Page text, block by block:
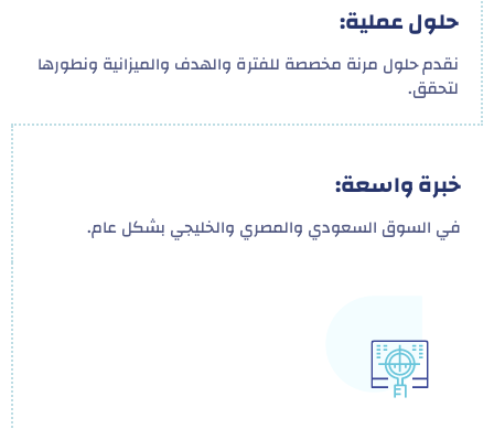
حلول عملية:
نقدم حلول مرنة مخصصة للفترة والهدف والميزانية ونطورها
لتحقق.
خبرة واسعة:
في السوق السعودي والمصري والخليجي بشكل عام.